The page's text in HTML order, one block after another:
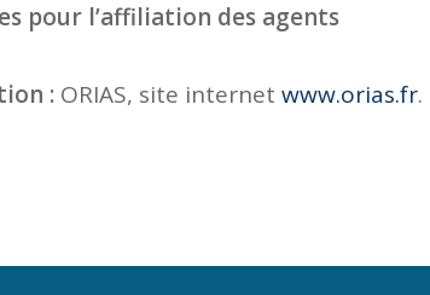
pour l’affiliation des agents
: ORIAS, site internetwww.orias.fr.